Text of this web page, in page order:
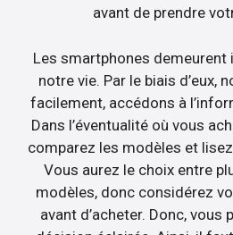
avant de prendre
Les smartphones demeurent
notre vie. Par le biais d’eux,
facilement, accédons à
Dans l’éventualité où vous
comparez les modèles et
Vous aurez le choix entre
modèles, donc considérez
avant d’acheter. Donc, vous